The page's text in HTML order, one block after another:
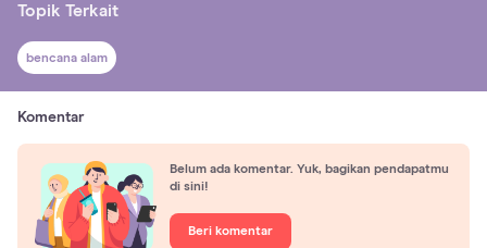
Topik Terkait
bencana alam
Komentar
Belum ada komentar. Yuk, bagikan pendapatmu
di sini!
Beri komentar